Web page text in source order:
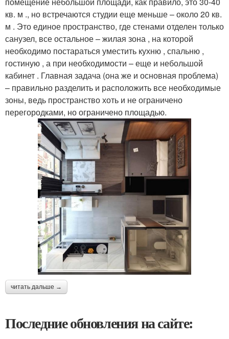
кв. м ., но встречаются студии еще меньше – около 20 кв.
м . Это единое пространство, где стенами отделен только
санузел, все остальное – жилая зона , на которой
необходимо постараться уместить кухню , спальню ,
гостиную , а при необходимости – еще и небольшой
кабинет . Главная задача (она же и основная проблема)
– правильно разделить и расположить все необходимые
зоны, ведь пространство хоть и не ограничено
перегородками, но ограничено площадью.
читать дальше →
Последние обновления на сайте: